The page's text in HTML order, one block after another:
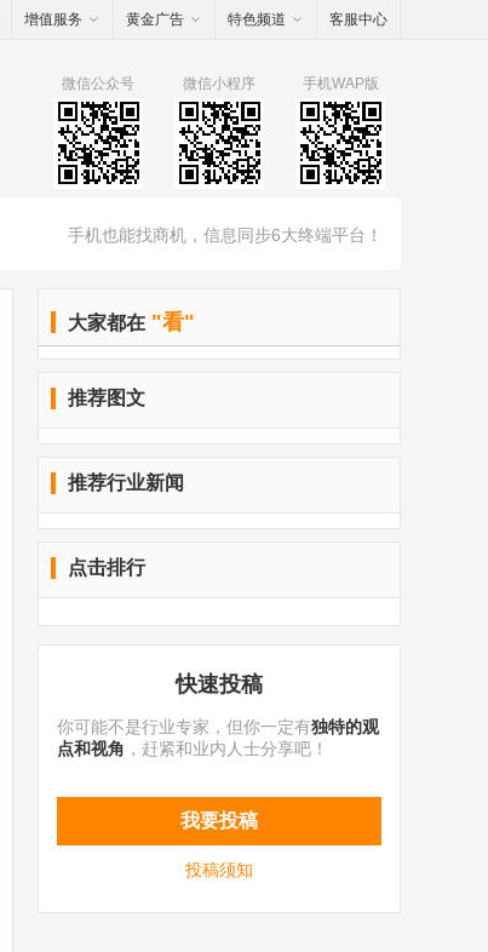
增值服务 黄金广告 特色频道 客服中心
手机WAP版
手机也能找商机，信息同步6大终端平台！
微信小程序
微信公众号
大家都在 "看"
推荐图文
推荐行业新闻
点击排行
快速投稿
你可能不是行业专家，但你一定有独特的观
点和视角 ，赶紧和业内人士分享吧！
我要投稿
投稿须知